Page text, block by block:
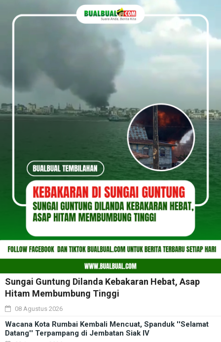
Sungai Guntung Dilanda Kebakaran Hebat, Asap
Hitam Membumbung Tinggi
08 Agustus 2026
Wacana Kota Rumbai Kembali Mencuat, Spanduk ''Selamat
Datang'' Terpampang di Jembatan Siak IV